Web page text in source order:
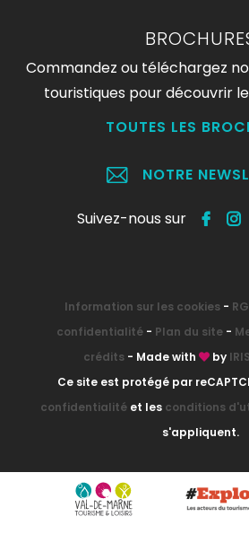
Commandez ou téléchargez
touristiques pour découvrir
TOUTES LES
NOTRE
Suivez-nous sur
Information sur les cookies -
confidentialité- Plan du site-
crédits - Made with by
Ce site est protégé par
confidentialité et les conditions
s'appliquent.